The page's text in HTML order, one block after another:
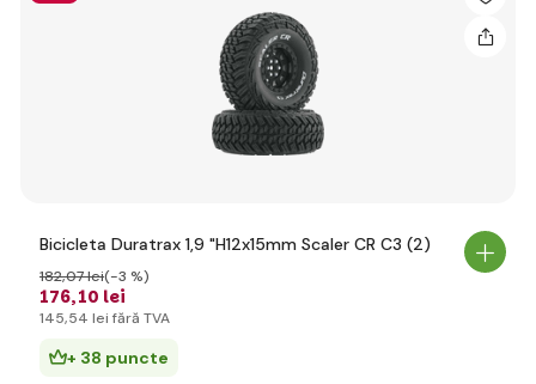
Bicicleta Duratrax 1,9 "H12x15mm Scaler CR C3 (2)
176,10 lei
182,07 lei(-3 %)
145,54 lei fără TVA
+ 38 puncte